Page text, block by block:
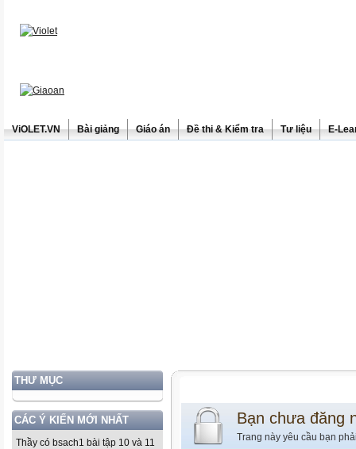
ViOLET.VN Bài giảng Giáo án Đề thi & Kiểm tra Tư liệu E-
THƯ MỤC
CÁC Ý KIẾN MỚI NHẤT
Thầy có bsach1 bài tập 10 và 11
Bạn chưa đăng
Trang này yêu cầu bạn